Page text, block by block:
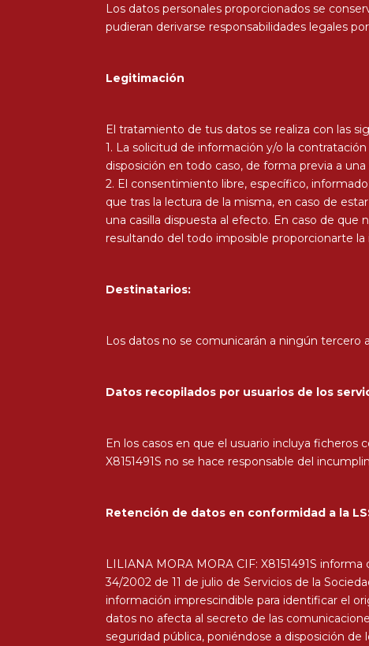
Los datos personales proporcionados se
pudieran derivarse responsabilidades legales
Legitimación
El tratamiento de tus datos se realiza con las
1. La solicitud de información y/o la
disposición en todo caso, de forma previa a
2. El consentimiento libre, específico,
que tras la lectura de la misma, en caso de
una casilla dispuesta al efecto. En caso de
resultando del todo imposible proporcionarte
Destinatarios:
Los datos no se comunicarán a ningún tercero
Datos recopilados por usuarios de los
En los casos en que el usuario incluya
X8151491S no se hace responsable del
Retención de datos en conformidad a la
LILIANA MORA MORA CIF: X8151491S
34/2002 de 11 de julio de Servicios de la
información imprescindible para identificar el
datos no afecta al secreto de las
seguridad pública, poniéndose a disposición